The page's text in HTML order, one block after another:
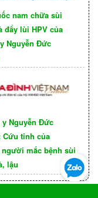
gà sẽ dễ
qua việc sinh
dục là không
nam chữa sùi
đẩy lùi HPV của
Nguyễn Đức
Nguyễn Đức
Cứu tinh của
mắc bệnh sùi
lậu